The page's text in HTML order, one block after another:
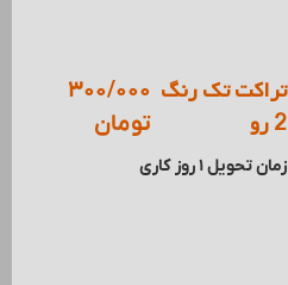
تراکت تک رنگ
2 رو
300/000
تومان
زمان تحویل 1 روز کاری